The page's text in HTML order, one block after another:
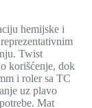
hemijske i
Twist
korišćenje, dok
i roler sa TC
uz plavo
Mat